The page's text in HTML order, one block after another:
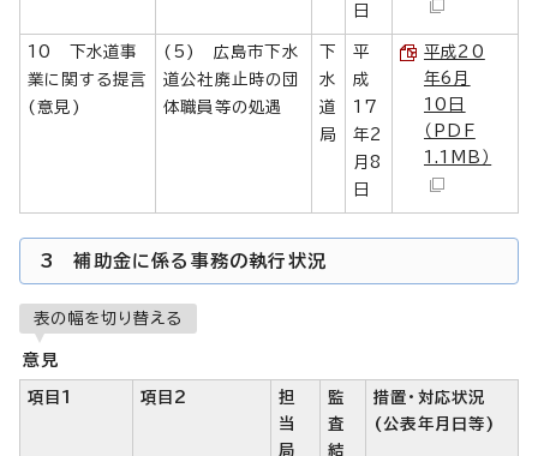
日
10 下水道事
業に関する提言
(意見)
(5) 広島市下水
道公社廃止時の団
体職員等の処遇
下
水
道
局
平
成
17
年2
月8
日
平成20
年6月
10日
（PDF
1.1MB）
3 補助金に係る事務の執行状況
表の幅を切り替える
意見
項目1 項目2
担
当
局
監
査
結
措置・対応状況
(公表年月日等)